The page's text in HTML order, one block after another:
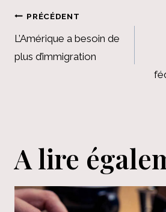
Navigation
de
l’article
PRÉCÉDENT
L’Amérique a besoin de
plus d’immigration
A lire